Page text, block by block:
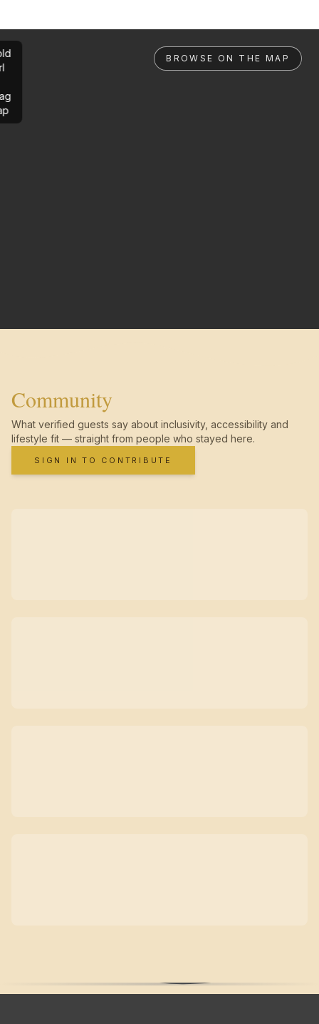
BROWSE ON THE MAP
Community
What verified guests say about inclusivity, accessibility and
lifestyle fit — straight from people who stayed here.
SIGN IN TO CONTRIBUTE